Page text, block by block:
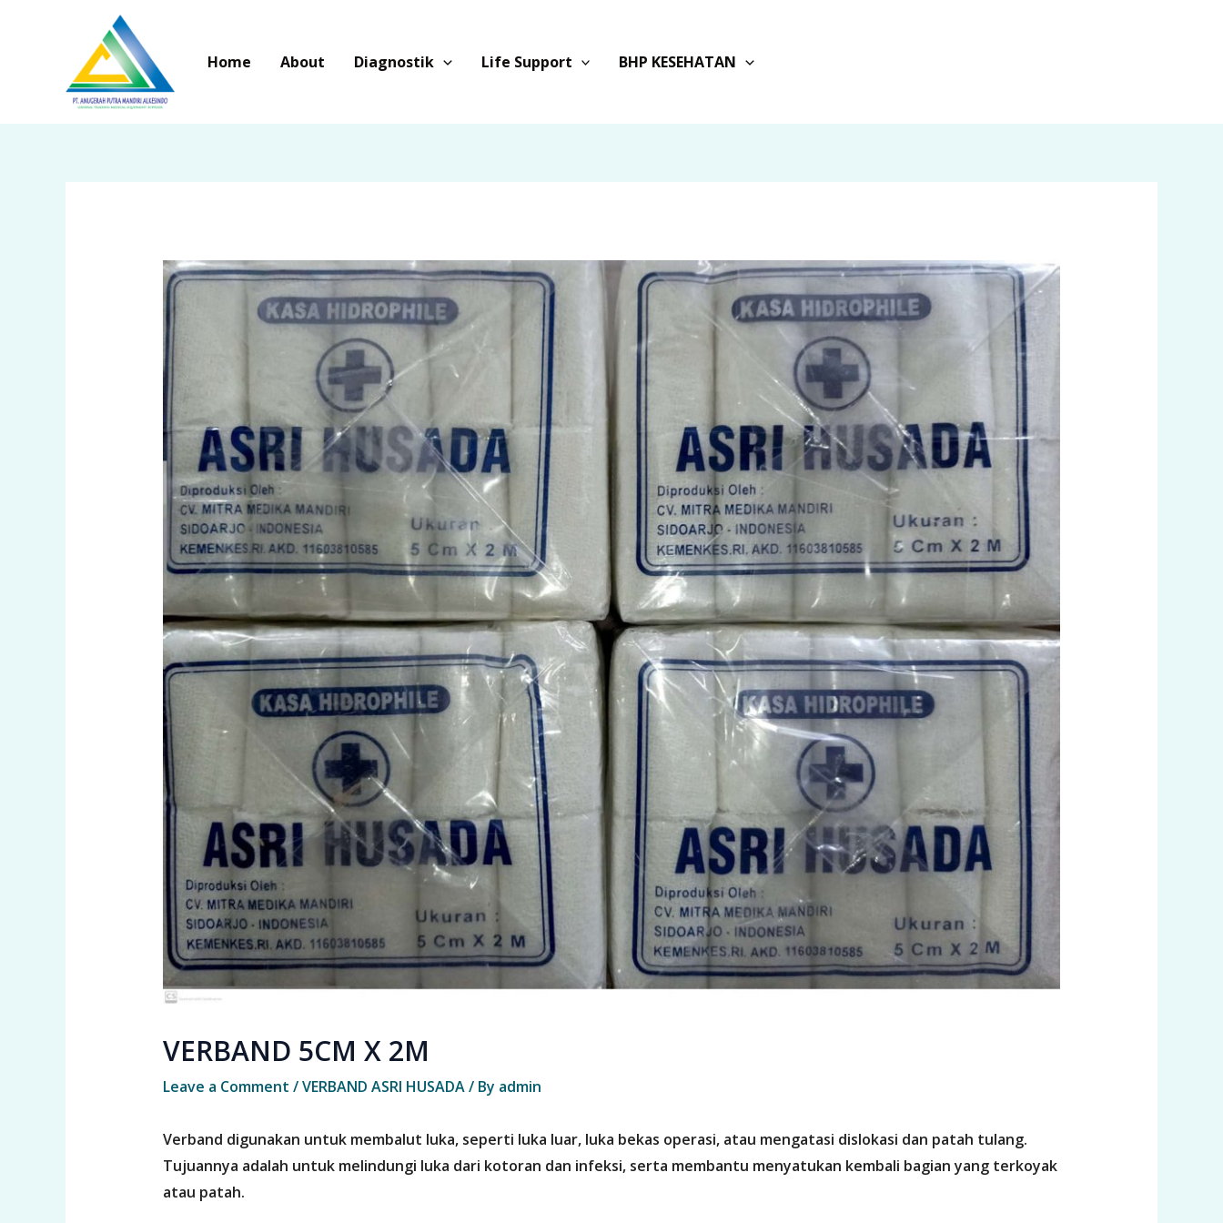
Home About Diagnostik Life Support BHP KESEHATAN
VERBAND 5CM X 2M
Leave a Comment /VERBAND ASRI HUSADA/ By admin
Verband digunakan untuk membalut luka, seperti luka luar, luka bekas operasi, atau mengatasi dislokasi dan patah tulang.
Tujuannya adalah untuk melindungi luka dari kotoran dan infeksi, serta membantu menyatukan kembali bagian yang terkoyak
atau patah.